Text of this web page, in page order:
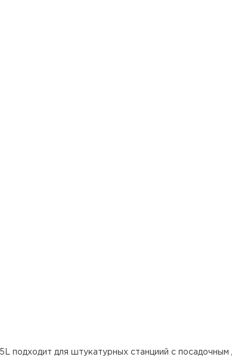
подходит для штукатурных станциий с посадочным